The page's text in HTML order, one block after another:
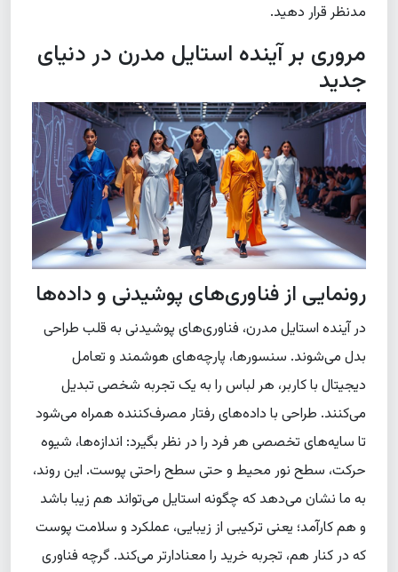
مدنظر قرار دهید.
مروری بر آینده استایل مدرن در دنیای
جدید
رونمایی از فناوری‌های پوشیدنی و داده‌ها
در آینده استایل مدرن، فناوری‌های پوشیدنی به قلب طراحی
بدل می‌شوند. سنسورها، پارچه‌های هوشمند و تعامل
دیجیتال با کاربر، هر لباس را به یک تجربه شخصی تبدیل
می‌کنند. طراحی با داده‌های رفتار مصرف‌کننده همراه می‌شود
تا سایه‌های تخصصی هر فرد را در نظر بگیرد: اندازه‌ها، شیوه
حرکت، سطح نور محیط و حتی سطح راحتی پوست. این روند،
به ما نشان می‌دهد که چگونه استایل می‌تواند هم زیبا باشد
و هم کارآمد؛ یعنی ترکیبی از زیبایی، عملکرد و سلامت پوست
که در کنار هم، تجربه خرید را معنادارتر می‌کند. گرچه فناوری